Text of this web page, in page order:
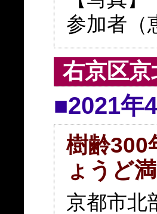
参加者（
右京区
■2021年
樹齢
ょうど満
京都市北